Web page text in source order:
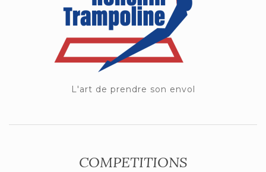
L'art de prendre son envol
COMPETITIONS